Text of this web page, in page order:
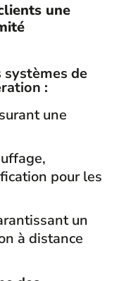
une
de
:
une
pour les
un
à distance